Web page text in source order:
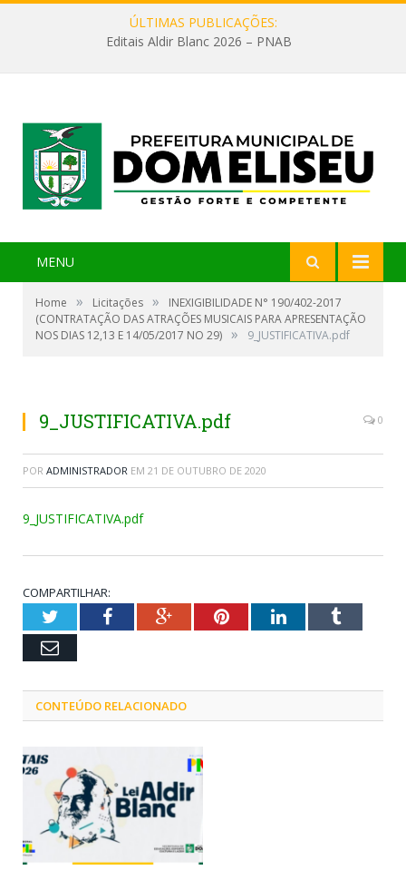
ÚLTIMAS PUBLICAÇÕES:
Editais Aldir Blanc 2026 – PNAB
MENU
Home » Licitações »
INEXIGIBILIDADE N° 190/402-2017
(CONTRATAÇÃO DAS ATRAÇÕES MUSICAIS PARA APRESENTAÇÃO
NOS DIAS 12,13 E 14/05/2017 NO 29) » 9_JUSTIFICATIVA.pdf
9_JUSTIFICATIVA.pdf 0
POR ADMINISTRADOR EM 21 DE OUTUBRO DE 2020
9_JUSTIFICATIVA.pdf
COMPARTILHAR:
TwitterFacebookGoogle+PinterestLinkedInTumblr
Email
CONTEÚDO RELACIONADO